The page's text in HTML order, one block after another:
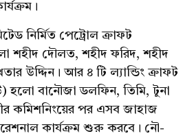
নির্মিত পেট্রোল ক্রাফট
শহীদ দৌলত, শহীদ ফরিদ, শহীদ
উদ্দিন। আর ৪ টি ল্যান্ডিং ক্রাফট
হলো বানৌজা ডলফিন, তিমি, টুনা
কমিশনিংয়ের পর এসব জাহাজ
কার্যক্রম শুরু করবে। নৌ-